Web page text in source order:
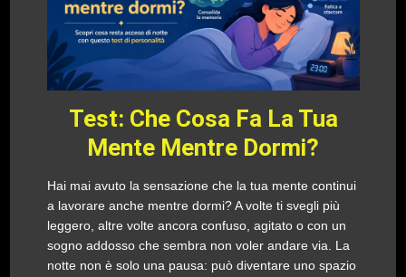
Test: Che Cosa Fa La Tua
Mente Mentre Dormi?
Hai mai avuto la sensazione che la tua mente continui
a lavorare anche mentre dormi? A volte ti svegli più
leggero, altre volte ancora confuso, agitato o con un
sogno addosso che sembra non voler andare via. La
notte non è solo una pausa: può diventare uno spazio